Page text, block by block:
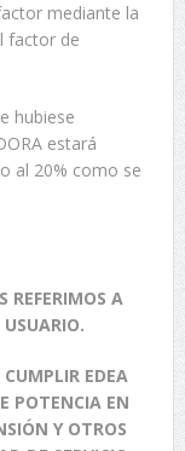
mediante la
factor de
hubiese
estará
al 20% como se
REFERIMOS A
EDEA
POTENCIA EN
Y OTROS